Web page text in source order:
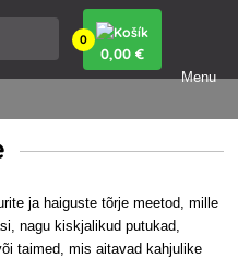
0
0,00 €
Menu
ja haiguste tõrje meetod, mille
nagu kiskjalikud putukad,
taimed, mis aitavad kahjulike